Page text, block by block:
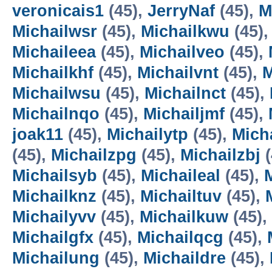
veronicais1 (45), JerryNaf (45),
Michailwsr (45), Michailkwu
Michaileea(45), Michailveo (45),
Michailkhf (45), Michailvnt (45),
Michailwsu (45), Michailnct (45),
Michailnqo (45), Michailjmf (45),
joak11 (45), Michailytp (45),
(45), Michailzpg (45), Michailzbj
Michailsyb (45), Michaileal (45),
Michailknz (45), Michailtuv (45),
Michailyvv (45), Michailkuw (45),
Michailgfx (45), Michailqcg (45),
Michailung (45), Michaildre (45),